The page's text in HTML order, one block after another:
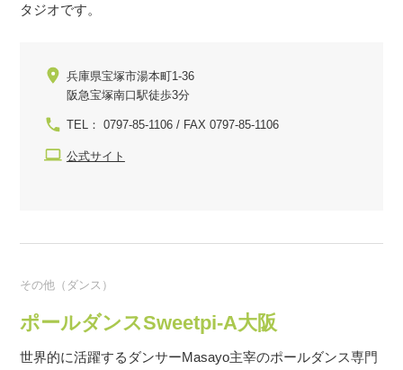
タジオです。
兵庫県宝塚市湯本町1-36
阪急宝塚南口駅徒歩3分
TEL： 0797-85-1106 / FAX 0797-85-1106
公式サイト
その他（ダンス）
ポールダンスSweetpi-A大阪
世界的に活躍するダンサーMasayo主宰のポールダンス専門